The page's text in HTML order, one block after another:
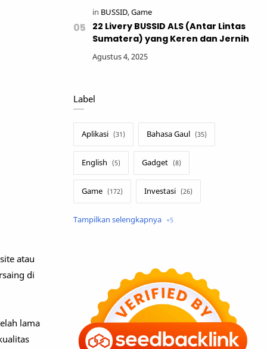
atau
di
lama
22 Livery BUSSID ALS (Antar Lintas
Sumatera) yang Keren dan Jernih
Label
Aplikasi Bahasa Gaul
English Gadget
Game Investasi
Lirik Terjemahan